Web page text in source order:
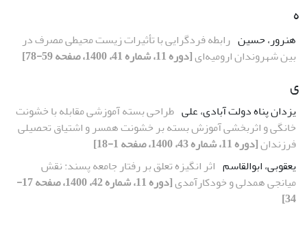
ه
هنرور، حسین رابطه فردگرایی با تأثیرات زیست محیطی مصرف در
بین شهروندان ارومیه‌ای[دوره 11، شماره 41، 1400، صفحه 59-78]
ی
یزدان پناه دولت آبادی، علی طراحی بسته آموزشی مقابله با خشونت
خانگی و اثربخشی آموزش بسته بر خشونت همسر و اشتیاق تحصیلی
فرزندان[دوره 11، شماره 43، 1400، صفحه 1-18]
یعقوبی، ابوالقاسم اثر انگیزه تعلق بر رفتار جامعه پسند: نقش
میانجی همدلی و خودکارآمدی
[دوره 11، شماره 42، 1400، صفحه 17-
34]